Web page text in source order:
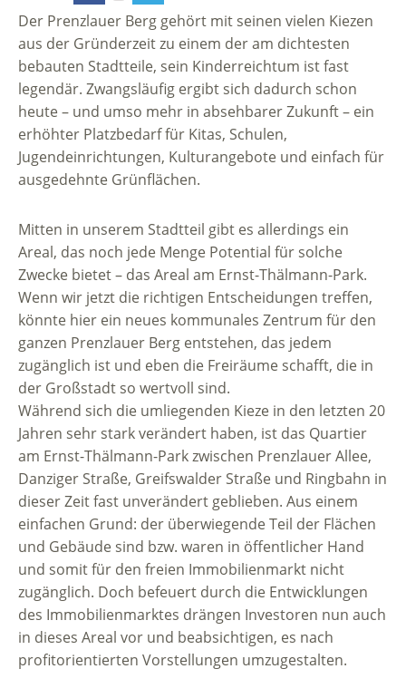
Der Prenzlauer Berg gehört mit seinen vielen Kiezen
aus der Gründerzeit zu einem der am dichtesten
bebauten Stadtteile, sein Kinderreichtum ist fast
legendär. Zwangsläufig ergibt sich dadurch schon
heute – und umso mehr in absehbarer Zukunft – ein
erhöhter Platzbedarf für Kitas, Schulen,
Jugendeinrichtungen, Kulturangebote und einfach für
ausgedehnte Grünflächen.
Mitten in unserem Stadtteil gibt es allerdings ein
Areal, das noch jede Menge Potential für solche
Zwecke bietet – das Areal am Ernst-Thälmann-Park.
Wenn wir jetzt die richtigen Entscheidungen treffen,
könnte hier ein neues kommunales Zentrum für den
ganzen Prenzlauer Berg entstehen, das jedem
zugänglich ist und eben die Freiräume schafft, die in
der Großstadt so wertvoll sind.
Während sich die umliegenden Kieze in den letzten 20
Jahren sehr stark verändert haben, ist das Quartier
am Ernst-Thälmann-Park zwischen Prenzlauer Allee,
Danziger Straße, Greifswalder Straße und Ringbahn in
dieser Zeit fast unverändert geblieben. Aus einem
einfachen Grund: der überwiegende Teil der Flächen
und Gebäude sind bzw. waren in öffentlicher Hand
und somit für den freien Immobilienmarkt nicht
zugänglich. Doch befeuert durch die Entwicklungen
des Immobilienmarktes drängen Investoren nun auch
in dieses Areal vor und beabsichtigen, es nach
profitorientierten Vorstellungen umzugestalten.